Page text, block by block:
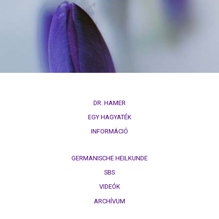
természettörvény
természettörvény
DR. HAMER
EGY HAGYATÉK
INFORMÁCIÓ
GERMANISCHE HEILKUNDE
SBS
VIDEÓK
ARCHÍVUM